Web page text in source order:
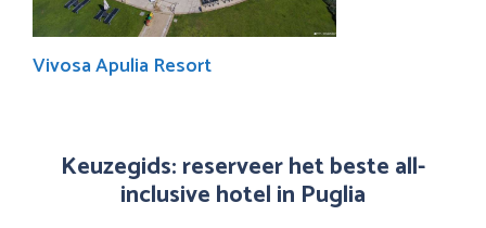
Vivosa Apulia Resort
Keuzegids: reserveer het beste all-
inclusive hotel in Puglia